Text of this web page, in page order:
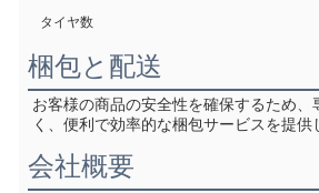
タイヤ数
梱包と配送
お客様の商品の安全性を確保するため、
く、便利で効率的な梱包サービスを提供
会社概要